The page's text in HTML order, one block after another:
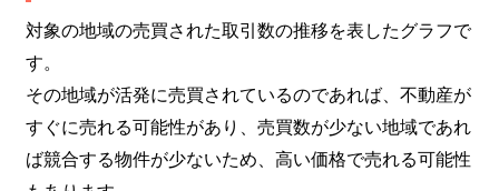
対象の地域の売買された取引数の推移を表したグラフで
す。
その地域が活発に売買されているのであれば、不動産が
すぐに売れる可能性があり、売買数が少ない地域であれ
ば競合する物件が少ないため、高い価格で売れる可能性